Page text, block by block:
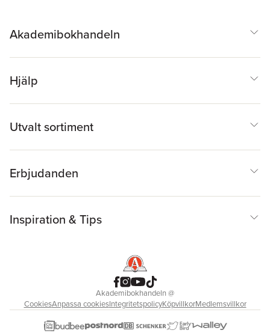
Akademibokhandeln
Hjälp
Utvalt sortiment
Erbjudanden
Inspiration & Tips
Akademibokhandeln@
CookiesAnpassa cookiesIntegritetspolicyKöpvillkorMedlemsvillkor